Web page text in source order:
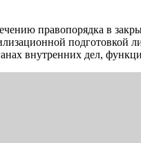
правопорядка в
подготовкой
внутренних дел,